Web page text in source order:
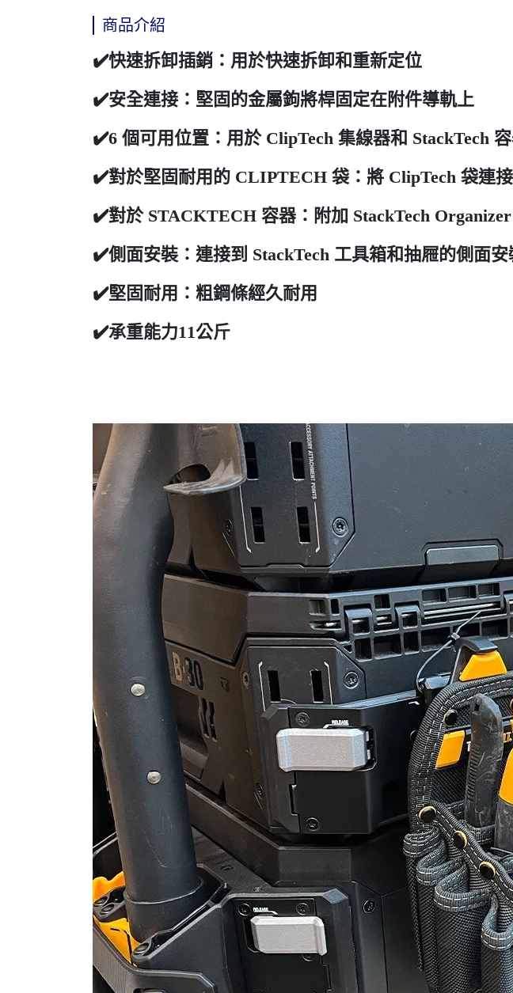
商品介紹
✔️快速拆卸插銷：用於快速拆卸和重新定位
✔️安全連接：堅固的金屬鉤將桿固定在附件導軌上
✔️6 個可用位置：用於 ClipTech 集線器和 StackTech
✔️對於堅固耐用的 CLIPTECH 袋：將 ClipTech 袋連
✔️對於 STACKTECH 容器：附加 StackTech
✔️側面安裝：連接到 StackTech 工具箱和抽屜的側面
✔️堅固耐用：粗鋼條經久耐用
✔️承重能力11公斤